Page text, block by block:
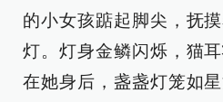
的小女孩踮起脚尖，抚
灯。灯身金鳞闪烁，猫
在她身后，盏盏灯笼如